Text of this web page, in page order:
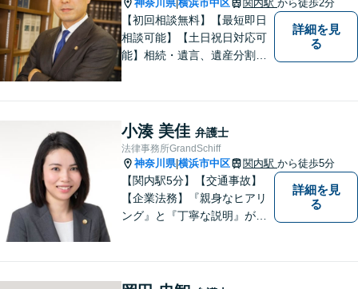
神奈川県|横浜市中区 関内駅 から徒歩2分
【初回相談無料】【最短即日
相談可能】【土日祝日対応可
能】相続・遺言、遺産分割、
い。損のない、適切な、早期
解決方法をご提案し、事件解
決のため尽力いたします。
詳細を見
る
小湊 美佳 弁護士
法律事務所GrandSchiff
神奈川県|横浜市中区 関内駅 から徒歩5分
【関内駅5分】【交通事故】
【企業法務】『親身なヒアリ
ング』と『丁寧な説明』がモ
頼者様が安心して将来を過ご
詳細を見
る